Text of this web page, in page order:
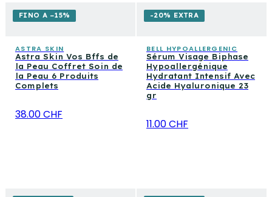
FINO A −15%
ASTRA SKIN
Astra Skin Vos Bffs de
la Peau Coffret Soin de
la Peau 6 Produits
Complets
38.00 CHF
-20% EXTRA
BELL HYPOALLERGENIC
Sérum Visage Biphase
Hypoallergénique
Hydratant Intensif Avec
Acide Hyaluronique 23
gr
11.00 CHF